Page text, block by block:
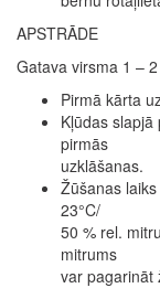
APSTRĀDE
Gatava virsma 1 –
Pirmā kārta
Kļūdas
pirmās
uzklāšanas.
Žūšanas
23°C/
50 % rel.
mitrums
var pagarināt